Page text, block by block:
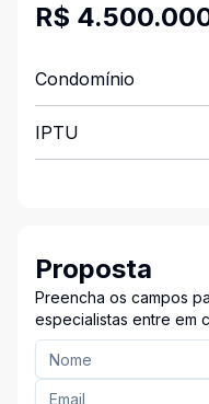
R$
Condomínio
IPTU
Proposta
Preencha os campos
especialistas entre em